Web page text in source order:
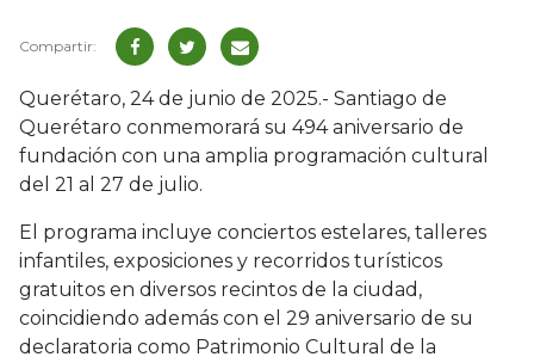
Querétaro, 24 de junio de 2025.- Santiago de
Querétaro conmemorará su 494 aniversario de
fundación con una amplia programación cultural
del 21 al 27 de julio.
El programa incluye conciertos estelares, talleres
infantiles, exposiciones y recorridos turísticos
gratuitos en diversos recintos de la ciudad,
coincidiendo además con el 29 aniversario de su
declaratoria como Patrimonio Cultural de la